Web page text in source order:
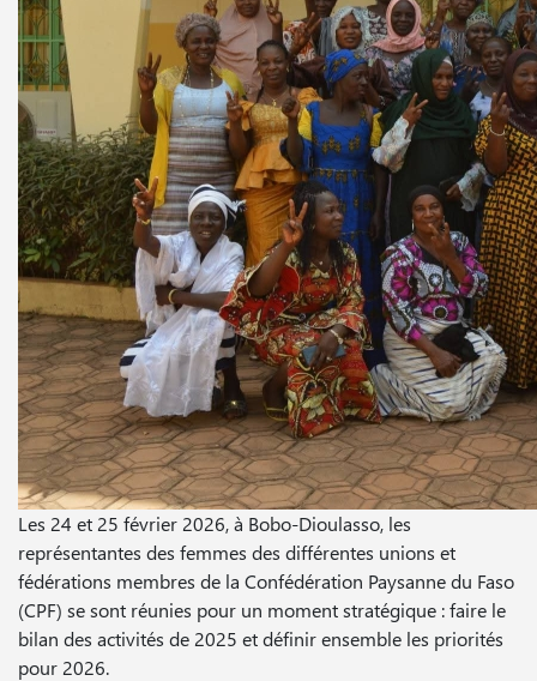
Les 24 et 25 février 2026, à Bobo-Dioulasso, les
représentantes des femmes des différentes unions et
fédérations membres de la Confédération Paysanne du Faso
(CPF) se sont réunies pour un moment stratégique : faire le
bilan des activités de 2025 et définir ensemble les priorités
pour 2026.